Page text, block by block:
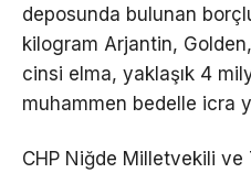
deposunda bulunan
kilogram Arjantin,
cinsi elma, yaklaşık 4
muhammen bedelle icra
CHP Niğde Milletvekili ve